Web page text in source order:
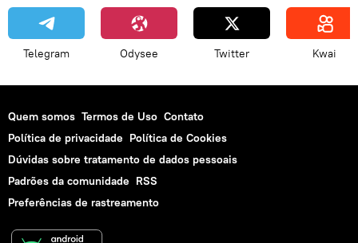
Telegram Odysee Twitter Kwai
Quem somos Termos de Uso Contato
Política de privacidade Política de Cookies
Dúvidas sobre tratamento de dados pessoais
Padrões da comunidade RSS
Preferências de rastreamento